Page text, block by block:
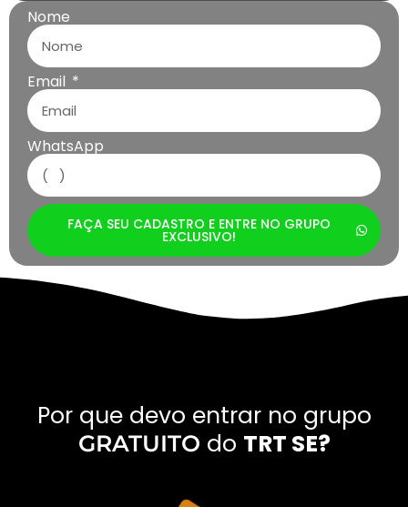
Nome
Email
WhatsApp
FAÇA SEU CADASTRO E ENTRE NO GRUPO
EXCLUSIVO!
Por que devo entrar no grupo
GRATUITO do TRT SE?